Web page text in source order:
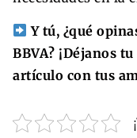
Y tú, ¿qué
BBVA? ¡Déjanos
artículo con tus